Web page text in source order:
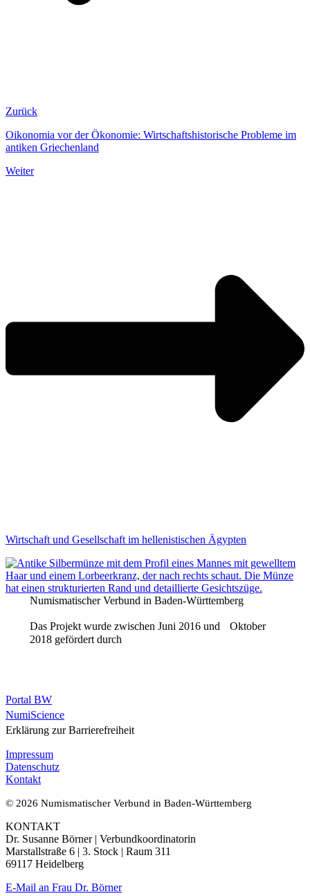
Zurück
Oikonomia vor der Ökonomie: Wirtschaftshistorische Probleme im
antiken Griechenland
Weiter
Wirtschaft und Gesellschaft im hellenistischen Ägypten
Numismatischer Verbund in Baden-Württemberg
Das Projekt wurde zwischen Juni 2016 und Oktober
2018 gefördert durch
Portal BW
NumiScience
Erklärung zur Barrierefreiheit
Impressum
Datenschutz
Kontakt
© 2026 Numismatischer Verbund in Baden-Württemberg
KONTAKT
Dr. Susanne Börner | Verbundkoordinatorin
Marstallstraße 6 | 3. Stock | Raum 311
69117 Heidelberg
E-Mail an Frau Dr. Börner